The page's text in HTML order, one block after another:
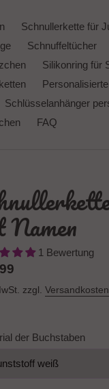
Schnullerkette für
Schnuffeltücher
Silikonring für
Schlüsselanhänger
FAQ
Namen
1 Bewertung
zzgl. Versandkosten
der Buchstaben